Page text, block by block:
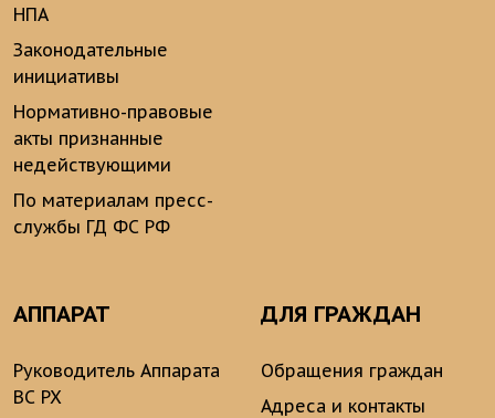
НПА
Законодательные
инициативы
Нормативно-правовые
акты признанные
недействующими
По материалам пресс-
службы ГД ФС РФ
АППАРАТ
Руководитель Аппарата
ВС РХ
ДЛЯ ГРАЖДАН
Обращения граждан
Адреса и контакты